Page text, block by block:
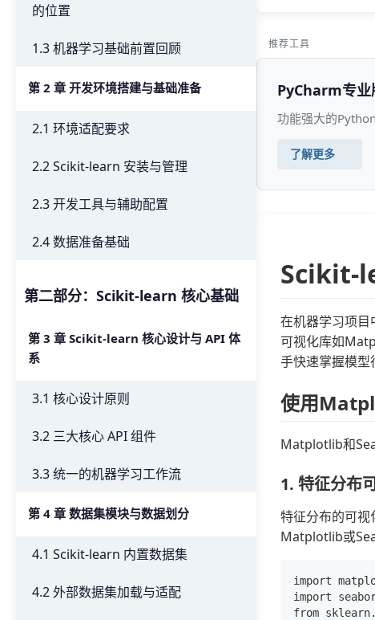
的位置
1.3 机器学习基础前置回顾
第 2 章 开发环境搭建与基础准备
2.1 环境适配要求
2.2 Scikit-learn 安装与管理
2.3 开发工具与辅助配置
2.4 数据准备基础
第二部分：Scikit-learn 核心基础
第 3 章 Scikit-learn 核心设计与 API 体
系
3.1 核心设计原则
3.2 三大核心 API 组件
3.3 统一的机器学习工作流
第 4 章 数据集模块与数据划分
4.1 Scikit-learn 内置数据集
4.2 外部数据集加载与适配
推荐工具
PyCharm专业
功能强大的
了解更多
Scikit-
在机器学习项目
可视化库如
手快速掌握模型
使用
Matplotlib和
1. 特征分布
特征分布的可
Matplotlib或
import
import
from